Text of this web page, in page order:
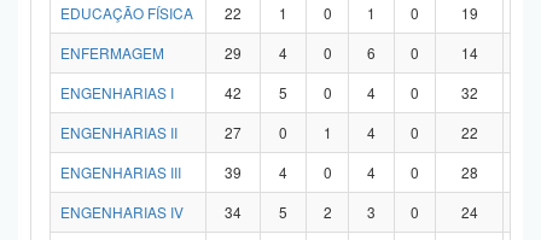
EDUCAÇÃO FÍSICA
22 1 0 1 0 19
ENFERMAGEM
29 4 0 6 0 14
ENGENHARIAS I
42 5 0 4 0 32
ENGENHARIAS II
27 0 1 4 0 22
ENGENHARIAS III
39 4 0 4 0 28
ENGENHARIAS IV
34 5 2 3 0 24